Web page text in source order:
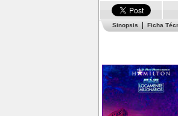
Sinopsis Ficha